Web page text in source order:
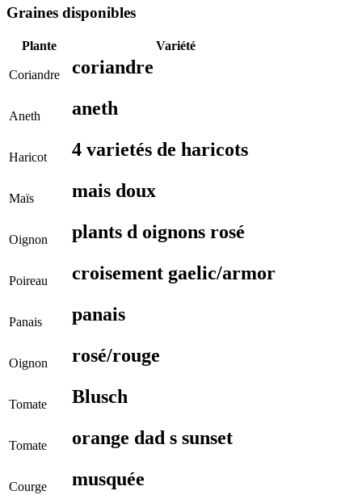
Graines disponibles
Plante Variété
Coriandre coriandre
Aneth aneth
Haricot 4 varietés de haricots
Maïs mais doux
Oignon plants d oignons rosé
Poireau croisement gaelic/armor
Panais panais
Oignon rosé/rouge
Tomate Blusch
Tomate orange dad s sunset
Courge musquée